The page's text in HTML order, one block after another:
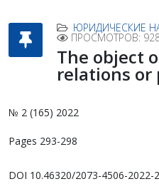
ЮРИДИЧЕСКИЕ
ПРОСМОТРОВ:
The object
relations or
№ 2 (165) 2022
Pages 293-298
DOI 10.46320/2073-4506-2022-